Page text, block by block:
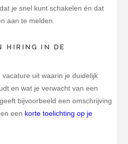
je snel kunt schakelen én dat
aan te melden.
HIRING IN DE
uit waarin je duidelijk
en wat je verwacht van een
bijvoorbeeld een omschrijving
een korte toelichting op je